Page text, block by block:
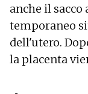
anche il
temporaneo
dell'utero.
la placenta